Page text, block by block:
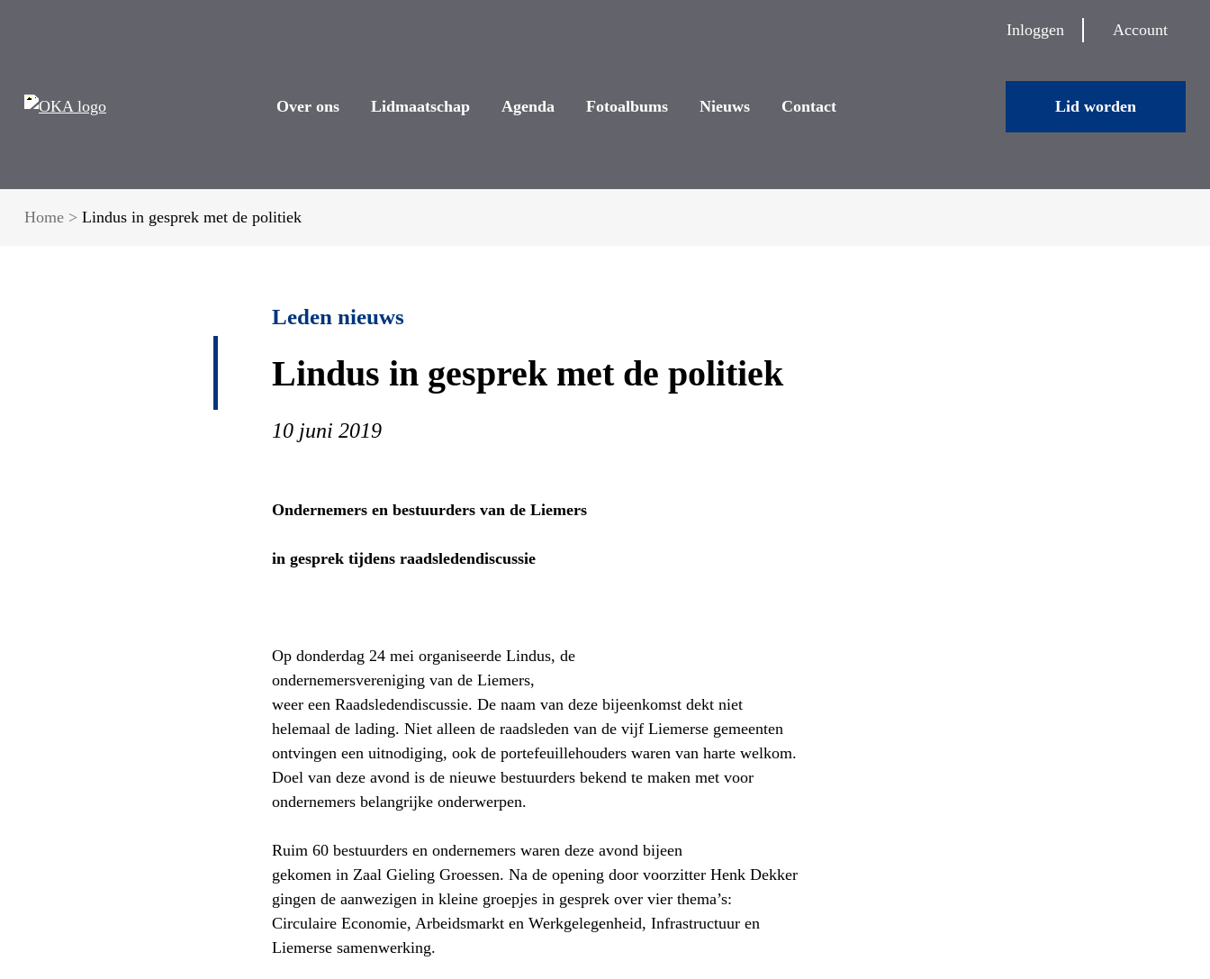
Inloggen Account
Over ons Lidmaatschap Agenda Fotoalbums Nieuws Contact Lid worden
Home > Lindus in gesprek met de politiek
Leden nieuws
Lindus in gesprek met de politiek
10 juni 2019
Ondernemers en bestuurders van de Liemers
in gesprek tijdens raadsledendiscussie
Op donderdag 24 mei organiseerde Lindus, de
ondernemersvereniging van de Liemers,
weer een Raadsledendiscussie. De naam van deze bijeenkomst dekt niet
helemaal de lading. Niet alleen de raadsleden van de vijf Liemerse gemeenten
ontvingen een uitnodiging, ook de portefeuillehouders waren van harte welkom.
Doel van deze avond is de nieuwe bestuurders bekend te maken met voor
ondernemers belangrijke onderwerpen.
Ruim 60 bestuurders en ondernemers waren deze avond bijeen
gekomen in Zaal Gieling Groessen. Na de opening door voorzitter Henk Dekker
gingen de aanwezigen in kleine groepjes in gesprek over vier thema’s:
Circulaire Economie, Arbeidsmarkt en Werkgelegenheid, Infrastructuur en
Liemerse samenwerking.